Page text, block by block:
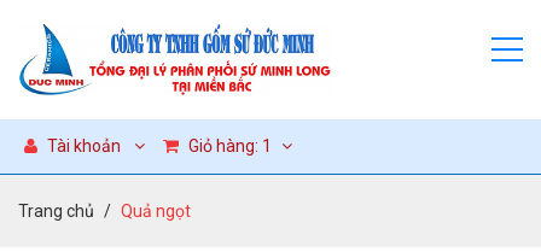
Tài khoản Giỏ hàng: 1
Trang chủ Quả ngọt